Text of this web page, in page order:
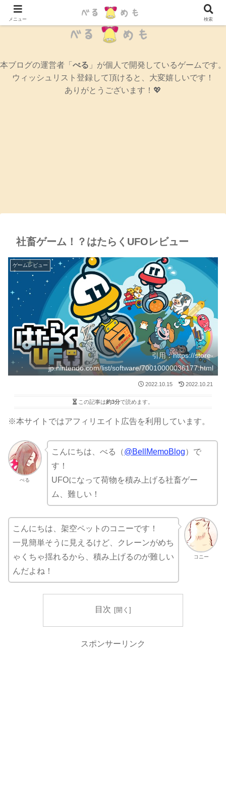
辛口女性ゲームブログ
本ブログの運営者「 べる 」が個人で開発しているゲームです。
ウィッシュリスト登録して頂けると、大変嬉しいです！
ありがとうございます！💖
社畜ゲーム！？はたらくUFOレビュー
ゲームレビュー
引用：https://store-
jp.nintendo.com/list/software/70010000036177.html
2022.10.15 2022.10.21
この記事は約3分で読めます。
※本サイトではアフィリエイト広告を利用しています。
べる
こんにちは、べる（@BellMemoBlog）で
す！
UFOになって荷物を積み上げる社畜ゲー
ム、難しい！
コニー
こんにちは、架空ペットのコニーです！
一見簡単そうに見えるけど、クレーンがめち
ゃくちゃ揺れるから、積み上げるのが難しい
んだよね！
目次
スポンサーリンク
メニュー 検索